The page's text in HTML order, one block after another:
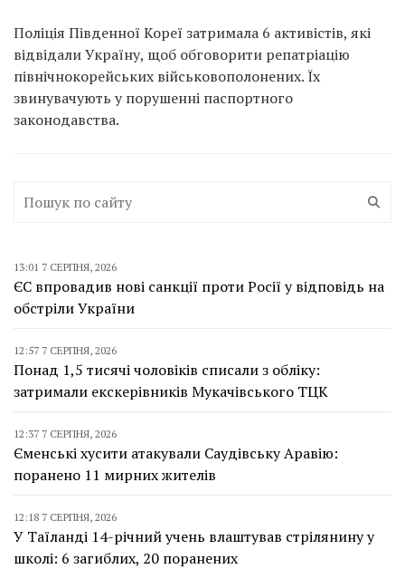
Поліція Південної Кореї затримала 6 активістів, які
відвідали Україну, щоб обговорити репатріацію
північнокорейських військовополонених. Їх
звинувачують у порушенні паспортного
законодавства.
13:01 7 СЕРПНЯ, 2026
ЄС впровадив нові санкції проти Росії у відповідь на
обстріли України
12:57 7 СЕРПНЯ, 2026
Понад 1,5 тисячі чоловіків списали з обліку:
затримали екскерівників Мукачівського ТЦК
12:37 7 СЕРПНЯ, 2026
Єменські хусити атакували Саудівську Аравію:
поранено 11 мирних жителів
12:18 7 СЕРПНЯ, 2026
У Таїланді 14-річний учень влаштував стрілянину у
школі: 6 загиблих, 20 поранених